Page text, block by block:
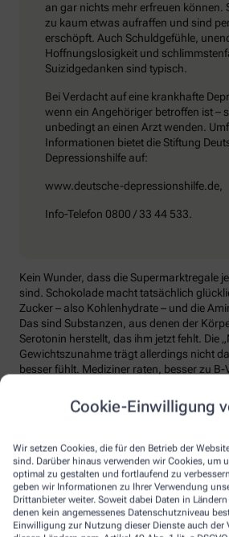
Cookie-Einwilligung
Wir setzen Cookies, die für den Betrieb der
sind. Darüber hinaus verwenden wir Cookies, um
optimal zu gestalten und fortlaufend zu
geben wir Informationen zu Ihrer Verwendung
Drittanbieter weiter. Soweit dabei Daten in
denen kein angemessenes Datenschutzniveau
Einwilligung zur Nutzung dieser Dienste auch der
an gar nichts mehr erfreuen können.
zu kaum etwas aufraffen und sind
erschöpft. Auch Schuldgefühle,
Hoffnungslosigkeit und
Suizidgedanken sind typisch.
Bei Verdacht auf eine krankhafte
wenn ein Angehöriger betroffen ist –
unbedingt an einen Arzt wenden.
Informationen bietet die Stiftung
Depressionshilfe auf:
www.deutsche-depressionshilfe.de,
Info-Telefon 0800 / 33 44 533.
Kein Wunder, dass die Supermarktregale
sind. Schokolade macht tatsächlich
Zucker – also Kohlenhydrate – und die
Das sind Substanzen, aus denen der
Serotonin herstellt, das ihm jetzt fehlt. Die
Gewichtszunahme trägt allerdings nicht
besser fühlt. Mediziner raten, besser zu
Energiestoffwechsel und unterstützen die
zurückzuziehen. Im Gegenteil: Aktiv zu
Freunden etwas zu unternehmen, viel
sich zum Beispiel mit seinem Hobby
die Laune. Dabei hilft, sich jeden Sonntag
der kommenden Woche Schönes machen
Sommer-Feeling lässt sich auch